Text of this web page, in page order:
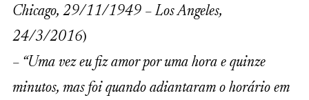
Chicago, 29/11/1949 – Los Angeles,
24/3/2016)
– “Uma vez eu fiz amor por uma hora e quinze
minutos, mas foi quando adiantaram o horário em